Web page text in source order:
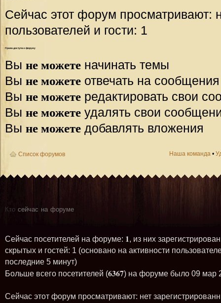
Сейчас этот форум просматривают:
пользователей и гости: 1
Правадоступа к форуму
Вы не можете начинать темы
Вы не можете отвечать на сообщения
Вы не можете редактировать свои
Вы не можете удалять свои
Вы не можете добавлять вложения
Список форумов Наша команда •
Кто сейчас на форуме
Сейчас посетителей на форуме: 1, из них
скрытых и гостей: 1 (основано на активности
последние 5 минут)
Больше всего посетителей (6367) на форуме было 09 мар
Сейчас этот форум просматривают: нет